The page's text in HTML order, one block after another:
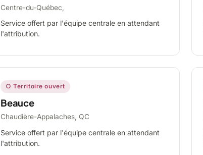
Centre-du-Québec,
Service offert par l'équipe centrale en attendant
l'attribution.
○ Territoire ouvert
Beauce
Chaudière-Appalaches, QC
Service offert par l'équipe centrale en attendant
l'attribution.